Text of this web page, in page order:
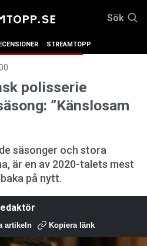
Sök
STREAMTOPP
polisserie
”Känslosam
säsonger och stora
är en av 2020-talets mest
på nytt.
artikeln Kopiera länk